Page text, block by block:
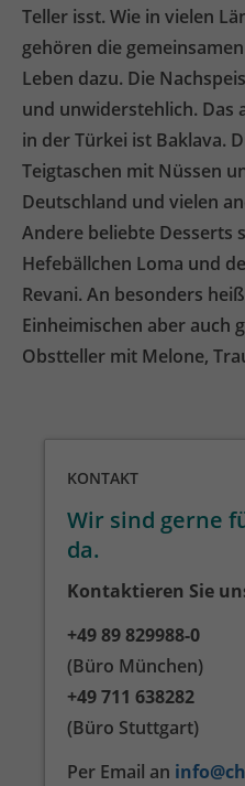
Teller isst. Wie in vielen
gehören die
Leben dazu. Die
und unwiderstehlich. Das
in der Türkei ist Baklava.
Teigtaschen mit Nüssen
Deutschland und vielen
Andere beliebte Desserts
Hefebällchen Loma und
Revani. An besonders
Einheimischen aber auch
Obstteller mit Melone,
KONTAKT
Wir sind gerne
da.
Kontaktieren Sie
+49 89 829988-0
(Büro München)
+49 711 638282
(Büro Stuttgart)
Per Email an